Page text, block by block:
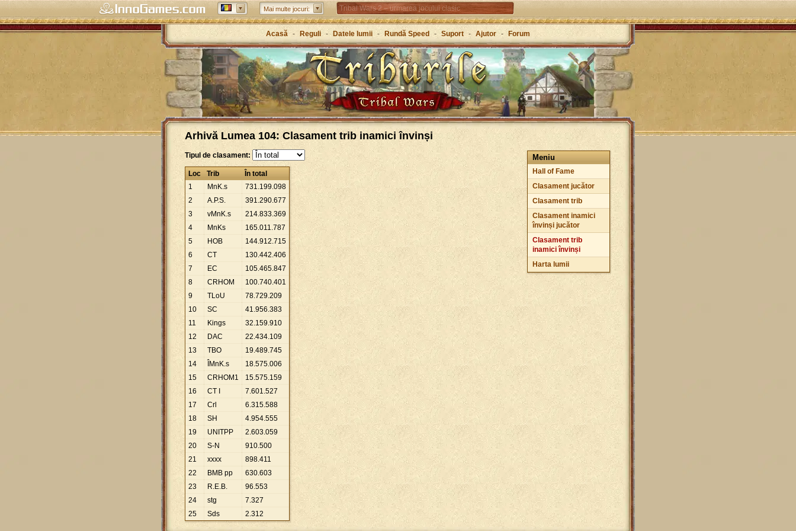
Mai multe jocuri: Tribal Wars 2 – urmarea jocului clasic
Forge of Empires – Strategie de-a lungul istoriei
Grepolis – Clădește-ți un imperiu în Grecia antică
Acasă - Reguli - Datele lumii - Rundă Speed - Suport - Ajutor - Forum
Arhivă Lumea 104: Clasament trib inamici învinși
Meniu
Hall of Fame
Clasament jucător
Clasament trib
Clasament inamici
învinși jucător
Clasament trib
inamici învinși
Harta lumii
Tipul de clasament:
Loc Trib
În total
1
MnK.s 731.199.098
2
A.P.S. 391.290.677
3
vMnK.s 214.833.369
4
MnKs 165.011.787
5
HOB 144.912.715
6
CT 130.442.406
7
EC 105.465.847
8
CRHOM 100.740.401
9
TLoU 78.729.209
10
SC 41.956.383
11
Kings 32.159.910
12
DAC 22.434.109
13
TBO 19.489.745
14
ÎMnK.s 18.575.006
15
CRHOM1 15.575.159
16
CT I 7.601.527
17
Crl 6.315.588
18
SH 4.954.555
19
UNITPP 2.603.059
20
S-N 910.500
21
xxxx 898.411
22
BMB pp 630.603
23
R.E.B. 96.553
24
stg 7.327
25
Sds 2.312